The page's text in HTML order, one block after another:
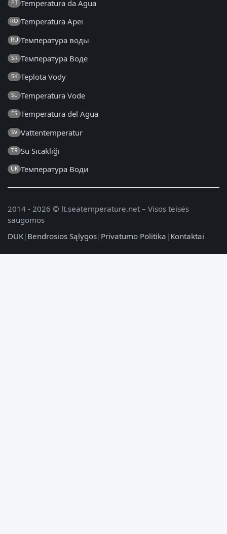
PT Temperatura da Água
RO Temperatura Apei
RU Температура воды
SR Температура Воде
SK Teplota Vody
SL Temperatura Vode
ES Temperatura del Agua
SV Vattentemperatur
TR Su Sıcaklığı
UK Температура Води
2014 - 2026 © lt.seatemperature.net – Visos teisės
saugomos
DUK| Bendrosios Sąlygos| Privatumo Politika | Kontaktai